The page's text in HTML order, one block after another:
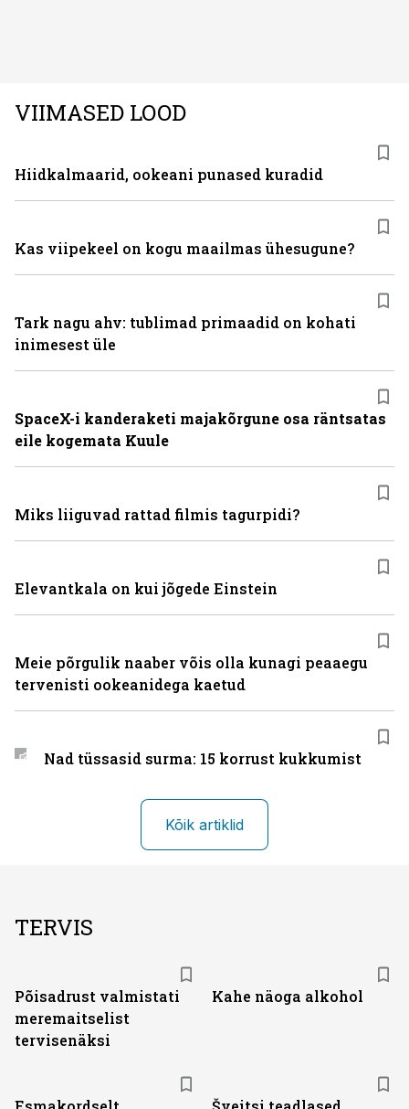
VIIMASED LOOD
Hiidkalmaarid, ookeani punased kuradid
Kas viipekeel on kogu maailmas ühesugune?
Tark nagu ahv: tublimad primaadid on kohati
inimesest üle
SpaceX-i kanderaketi majakõrgune osa räntsatas
eile kogemata Kuule
Miks liiguvad rattad filmis tagurpidi?
Elevantkala on kui jõgede Einstein
Meie põrgulik naaber võis olla kunagi peaaegu
tervenisti ookeanidega kaetud
Nad tüssasid surma: 15 korrust kukkumist
Kõik artiklid
TERVIS
Põisadrust valmistati
meremaitselist
tervisenäksi
Kahe näoga alkohol